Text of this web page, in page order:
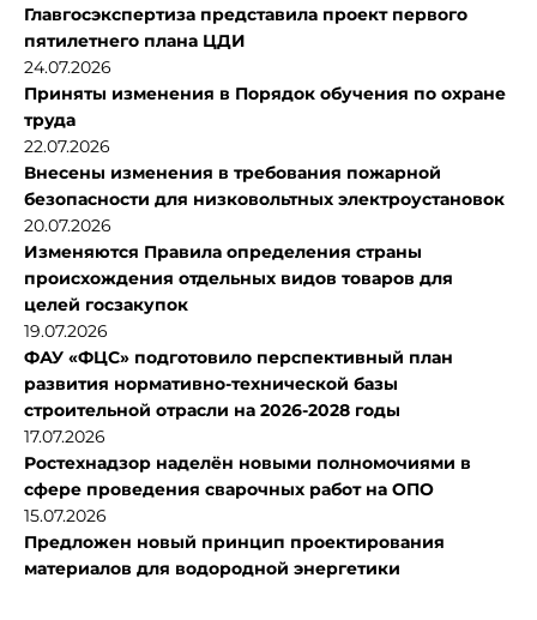
Главгосэкспертиза представила проект первого
пятилетнего плана ЦДИ
24.07.2026
Приняты изменения в Порядок обучения по охране
труда
22.07.2026
Внесены изменения в требования пожарной
безопасности для низковольтных электроустановок
20.07.2026
Изменяются Правила определения страны
происхождения отдельных видов товаров для
целей госзакупок
19.07.2026
ФАУ «ФЦС» подготовило перспективный план
развития нормативно-технической базы
строительной отрасли на 2026-2028 годы
17.07.2026
Ростехнадзор наделён новыми полномочиями в
сфере проведения сварочных работ на ОПО
15.07.2026
Предложен новый принцип проектирования
материалов для водородной энергетики